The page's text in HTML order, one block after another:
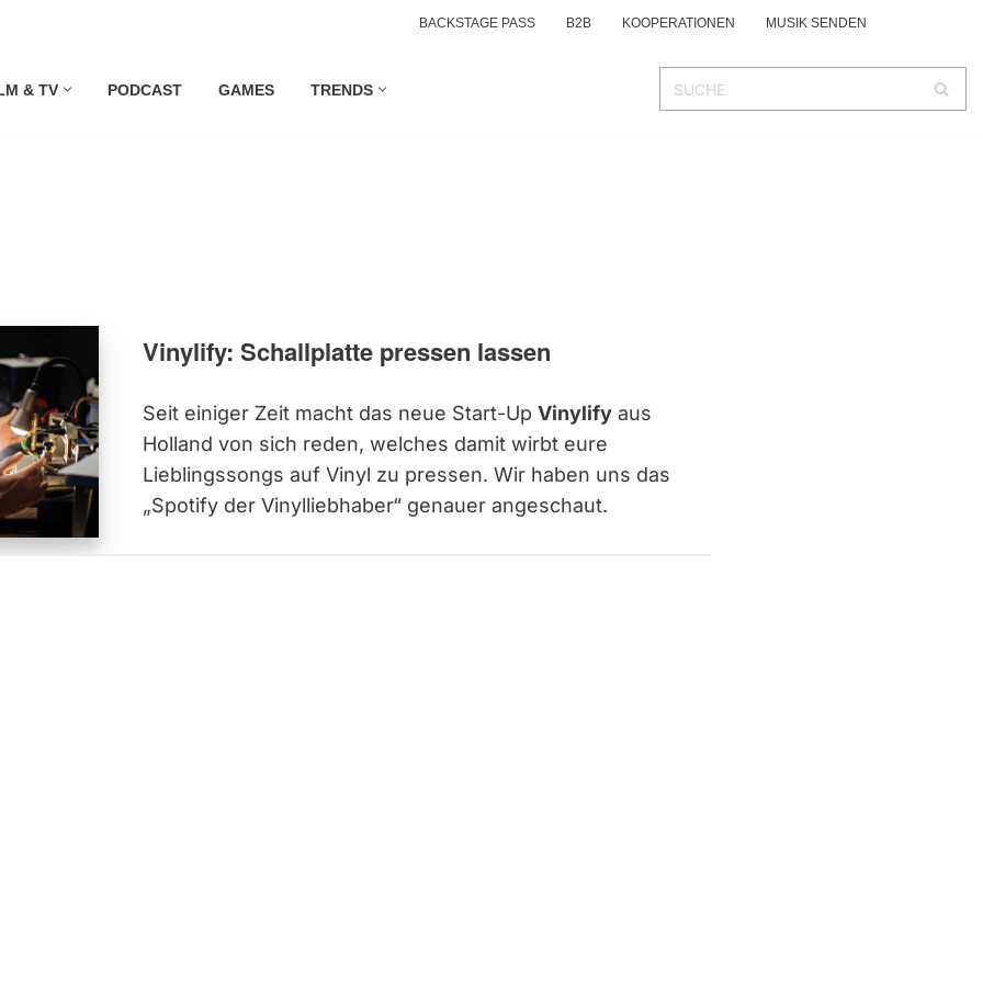
BACKSTAGE PASS B2B KOOPERATIONEN MUSIK SENDEN
& TV PODCAST GAMES TRENDS
Vinylify: Schallplatte pressen lassen
Seit einiger Zeit macht das neue Start-Up Vinylifyaus
Holland von sich reden, welches damit wirbt eure
Lieblingssongs auf Vinyl zu pressen. Wir haben uns das
„Spotify der Vinylliebhaber“ genauer angeschaut.